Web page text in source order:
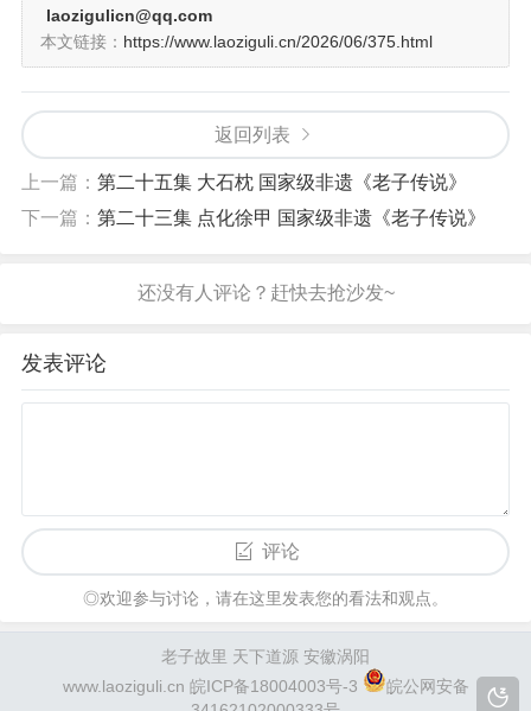
laozigulicn@qq.com
本文链接： https://www.laoziguli.cn/2026/06/375.html
返回列表
上一篇： 第二十五集 大石枕 国家级非遗《老子传说》
下一篇： 第二十三集 点化徐甲 国家级非遗《老子传说》
发表评论
评论
◎欢迎参与讨论，请在这里发表您的看法和观点。
老子故里 天下道源 安徽涡阳
www.laoziguli.cn 皖ICP备18004003号-3
皖公网安备